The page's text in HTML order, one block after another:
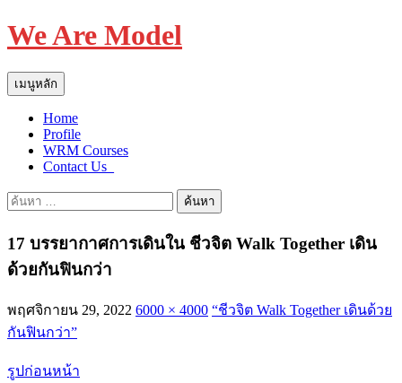
We Are Model
ค้นหา
เมนูหลัก
ยัง
เนื้อหา
Home
Profile
WRM Courses
Contact Us_
ค้นหา
17 บรรยากาศการเดินใน ชีวจิต Walk Together เดิน
ด้วยกันฟินกว่า
พฤศจิกายน 29, 2022 6000 × 4000 “ชีวจิต Walk Together เดินด้วย
กันฟินกว่า”
รูปก่อนหน้า